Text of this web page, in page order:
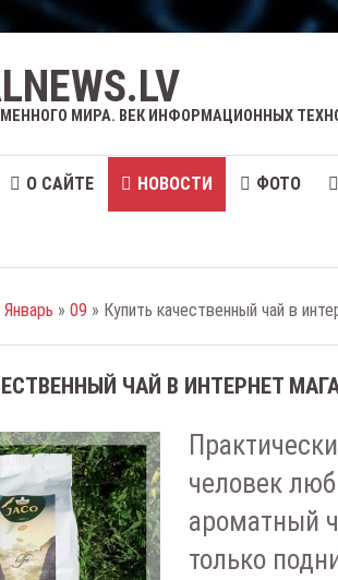
МИРА. ВЕК ИНФОРМАЦИОННЫХ
О САЙТЕ НОВОСТИ ФОТО
Январь » 09 » Купить качественный чай в
ЧАЙ В ИНТЕРНЕТ
человек
ароматный
только